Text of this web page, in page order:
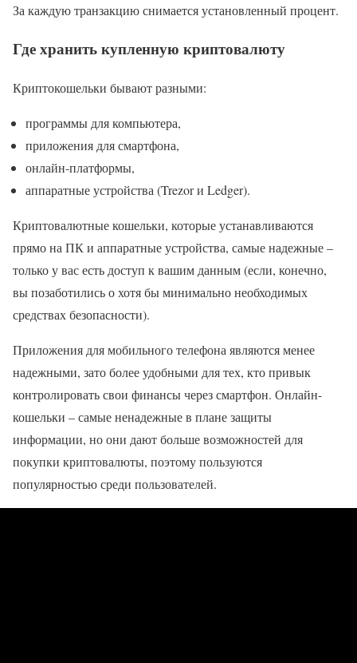
За каждую транзакцию снимается установленный процент.
Где хранить купленную криптовалюту
Криптокошельки бывают разными:
программы для компьютера,
приложения для смартфона,
онлайн-платформы,
аппаратные устройства (Trezor и Ledger).
Криптовалютные кошельки, которые устанавливаются
прямо на ПК и аппаратные устройства, самые надежные –
только у вас есть доступ к вашим данным (если, конечно,
вы позаботились о хотя бы минимально необходимых
средствах безопасности).
Приложения для мобильного телефона являются менее
надежными, зато более удобными для тех, кто привык
контролировать свои финансы через смартфон. Онлайн-
кошельки – самые ненадежные в плане защиты
информации, но они дают больше возможностей для
покупки криптовалюты, поэтому пользуются
популярностью среди пользователей.